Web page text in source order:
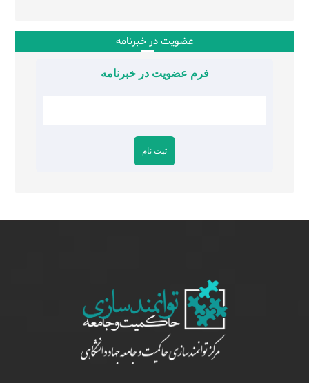
عضویت در خبرنامه
فرم عضویت در خبرنامه